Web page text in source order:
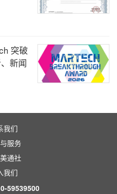
突破
新闻
我们
服务
通社
我们
59539500